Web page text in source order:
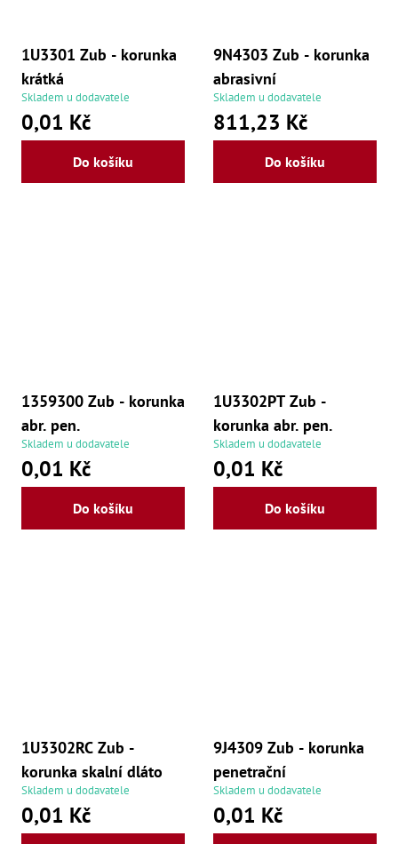
1U3301 Zub - korunka
krátká
Skladem u dodavatele
0,01 Kč
Do košíku
9N4303 Zub - korunka
abrasivní
Skladem u dodavatele
811,23 Kč
Do košíku
1359300 Zub - korunka
abr. pen.
Skladem u dodavatele
0,01 Kč
Do košíku
1U3302PT Zub -
korunka abr. pen.
Skladem u dodavatele
0,01 Kč
Do košíku
1U3302RC Zub -
korunka skalní dláto
Skladem u dodavatele
0,01 Kč
9J4309 Zub - korunka
penetrační
Skladem u dodavatele
0,01 Kč